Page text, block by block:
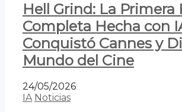
Hell Grind: La Primera
Completa Hecha con
Conquistó Cannes y
Mundo del Cine
24/05/2026
IA Noticias